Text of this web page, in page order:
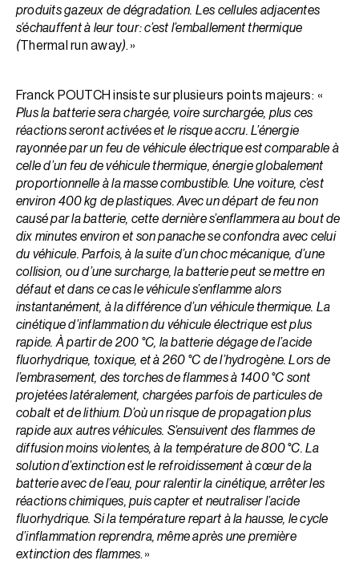
produits gazeux de dégradation. Les cellules adjacentes
s’échauffent à leur tour : c’est l’emballement thermique
(Thermal run away). »
Franck POUTCH insiste sur plusieurs points majeurs : «
Plus la batterie sera chargée, voire surchargée, plus ces
réactions seront activées et le risque accru. L’énergie
rayonnée par un feu de véhicule électrique est compa­rable à
celle d’un feu de véhicule thermique, énergie glo­ba­lement
proportionnelle à la masse combus­tible. Une voiture, c’est
environ 400 kg de plastiques. Avec un départ de feu non
causé par la batterie, cette dernière s’enflammera au bout de
dix minutes environ et son panache se confondra avec celui
du véhicule. Parfois, à la suite d’un choc mécanique, d’une
collision, ou d’une surcharge, la batterie peut se mettre en
défaut et dans ce cas le véhicule s’enflamme alors
instantanément, à la différence d’un véhicule thermique. La
cinétique d’inflammation du véhicule électrique est plus
rapide. À partir de 200 °C, la batterie dégage de l’acide
fluorhydrique, toxique, et à 260 °C de l’hydrogène. Lors de
l’embrasement, des torches de flammes à 1 400 °C sont
projetées latéralement, chargées parfois de particules de
cobalt et de lithium. D’où un risque de propagation plus
rapide aux autres véhicules. S’ensuivent des flammes de
diffusion moins violentes, à la température de 800 °C. La
solution d’extinction est le refroidissement à cœur de la
batterie avec de l’eau, pour ralentir la cinétique, arrêter les
réactions chimiques, puis capter et neutraliser l’acide
fluorhydrique. Si la température repart à la hausse, le cycle
d’inflammation reprendra, même après une première
extinction des flammes. »